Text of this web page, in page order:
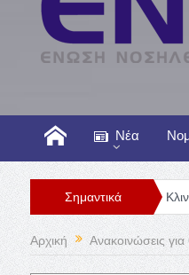
Νέα
Σημαντικά
Γενική Κλινική
Αρχική Ανακοινώσεις για